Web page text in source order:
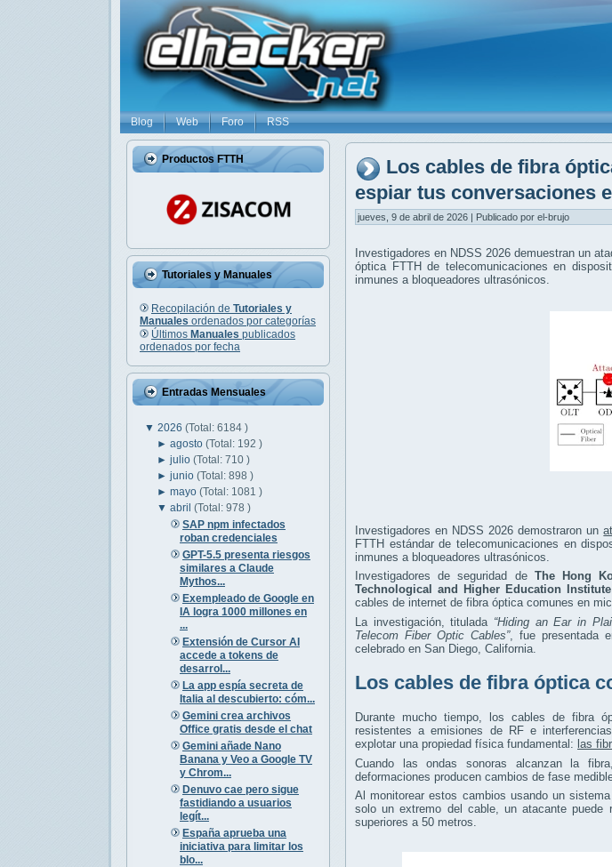
Blog Web Foro RSS
Productos FTTH
Tutoriales y Manuales
Recopilación de Tutoriales y
Manuales ordenados por categorías
Últimos Manuales publicados
ordenados por fecha
Entradas Mensuales
▼ 2026 (Total: 6184 )
►agosto(Total: 192 )
►julio(Total: 710 )
►junio(Total: 898 )
►mayo(Total: 1081 )
▼abril(Total: 978 )
SAP npm infectados
roban credenciales
GPT-5.5 presenta riesgos
similares a Claude
Mythos...
Exempleado de Google en
IA logra 1000 millones en
...
Extensión de Cursor AI
accede a tokens de
desarrol...
La app espía secreta de
Italia al descubierto: cóm...
Gemini crea archivos
Office gratis desde el chat
Gemini añade Nano
Banana y Veo a Google TV
y Chrom...
Denuvo cae pero sigue
fastidiando a usuarios
legít...
España aprueba una
iniciativa para limitar los
blo...
Los cables de fibra
espiar tus conversaciones
jueves, 9 de abril de 2026 | Publicado por el-brujo
Investigadores en NDSS 2026 demuestran un
óptica FTTH de telecomunicaciones en
inmunes a bloqueadores ultrasónicos.
Investigadores en NDSS 2026 demostraron un
FTTH estándar de telecomunicaciones en
inmunes a bloqueadores ultrasónicos.
Investigadores de seguridad de The Hong
Technological and Higher Education
cables de internet de fibra óptica comunes en
La investigación, titulada “Hiding an Ear in
Telecom Fiber Optic Cables”, fue presentada
celebrado en San Diego, California.
Los cables de fibra óptica
Durante mucho tiempo, los cables de fibra
resistentes a emisiones de RF e
explotar una propiedad física fundamental: las
Cuando las ondas sonoras alcanzan la
deformaciones producen cambios de fase
Al monitorear estos cambios usando un sistema
solo un extremo del cable, un atacante puede
superiores a 50 metros.